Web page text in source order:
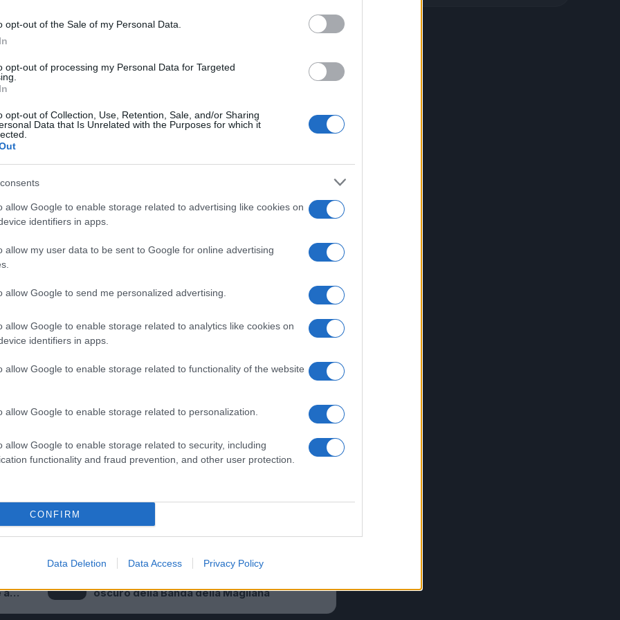
opt-out of the Sale of my Personal Data.
opt-out of processing my Personal Data for Targeted
opt-out of Collection, Use, Retention, Sale, and/or Sharing
Data that Is Unrelated with the Purposes for which it
allow Google to enable storage related to advertising like cookies on
identifiers in apps.
allow my user data to be sent to Google for online advertising
allow Google to send me personalized advertising.
allow Google to enable storage related to analytics like cookies on
identifiers in apps.
allow Google to enable storage related to functionality of the website
allow Google to enable storage related to personalization.
allow Google to enable storage related to security, including
functionality and fraud prevention, and other user protection.
CONFIRM
Data Deletion Data Access Privacy Policy
riuscita dell’evento sia sotto il profilo operativo che
Italiano, Aeronautica Militare, Arma dei
d’arma e realtà specialistiche del settore. La
momenti istituzionali, esposizioni e contributi
per approfondire il ruolo delle Forze Armate nella
anche la presenza della Fanfara dei Bersaglieri e
i momenti più significativi della
simbolico e identitario.
Alla Galleria Giovanni XXIII
supera il limite. Dal 30 marzo
Day’ si estende anche al tessuto urbano di Sant’Oreste
di sabato. Il centro storico si trasformerà in uno spazio
vivo, intrattenimento e stand enogastronomici,
e la valorizzazione del territorio. Il ‘Bombing Fest’
storica, capace di coinvolgere un pubblico
visitatori e patrimonio storico. Nel corso delle due
informativi e attività divulgative. Le visite al bunker,
in caso di maltempo. Negli anni il ‘Bombing Day’ ha
un appuntamento di riferimento capace di
del patrimonio storico, con particolare attenzione al
a
Successiva
oscuro della Banda della Magliana